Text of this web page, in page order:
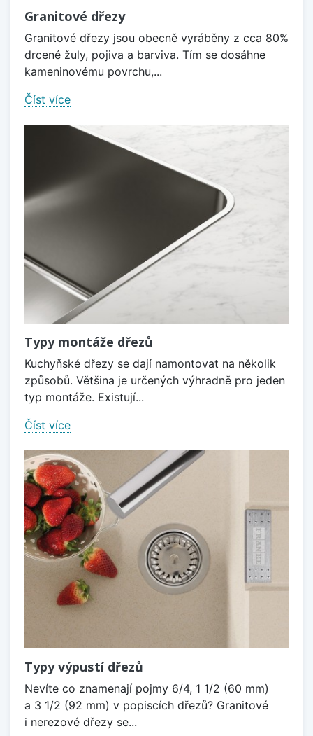
Granitové dřezy
Granitové dřezy jsou obecně vyráběny z cca 80%
drcené žuly, pojiva a barviva. Tím se dosáhne
kameninovému povrchu,...
Číst více
Typy montáže dřezů
Kuchyňské dřezy se dají namontovat na několik
způsobů. Většina je určených výhradně pro jeden
typ montáže. Existují...
Číst více
Typy výpustí dřezů
Nevíte co znamenají pojmy 6/4, 1 1/2 (60 mm)
a 3 1/2 (92 mm) v popiscích dřezů? Granitové
i nerezové dřezy se...